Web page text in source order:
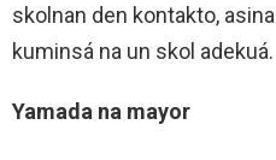
skolnan den kontakto,
kuminsá na un skol adekuá.
Yamada na mayor